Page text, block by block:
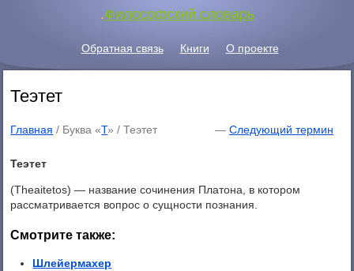
.Философский словарь
Обратная связь Книги О проекте
Теэтет
Главная / Буква «Т» /Теэтет — Следующий термин
Теэтет
(Theaitetos) — название сочинения Платона, в котором
рассматривается вопрос о сущности познания.
Смотрите также:
Шлейермахер